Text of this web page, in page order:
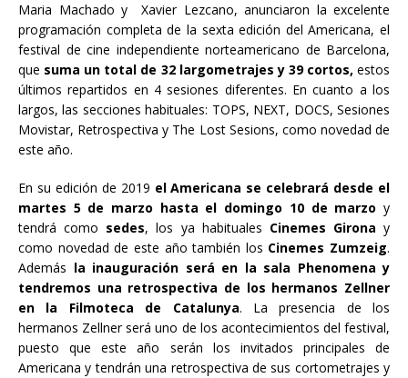
Maria Machado y Xavier Lezcano, anunciaron la excelente
programación completa de la sexta edición del Americana, el
festival de cine independiente norteamericano de Barcelona,
que suma un total de 32 largometrajes y 39 cortos, estos
últimos repartidos en 4 sesiones diferentes. En cuanto a los
largos, las secciones habituales: TOPS, NEXT, DOCS, Sesiones
Movistar, Retrospectiva y The Lost Sesions, como novedad de
este año.
En su edición de 2019 el Americana se celebrará desde el
martes 5 de marzo hasta el domingo 10 de marzo y
tendrá como sedes, los ya habituales Cinemes Girona y
como novedad de este año también los Cinemes Zumzeig.
Además la inauguración será en la sala Phenomena y
tendremos una retrospectiva de los hermanos Zellner
en la Filmoteca de Catalunya. La presencia de los
hermanos Zellner será uno de los acontecimientos del festival,
puesto que este año serán los invitados principales de
Americana y tendrán una retrospectiva de sus cortometrajes y